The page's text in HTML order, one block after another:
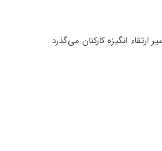
انگیزه کارکنان می‌گذرد